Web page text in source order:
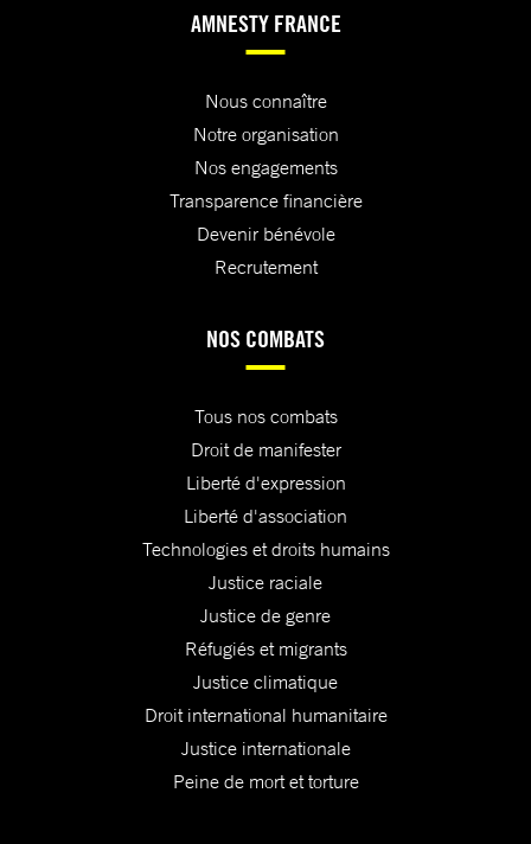
AMNESTY FRANCE
Nous connaître
Notre organisation
Nos engagements
Transparence financière
Devenir bénévole
Recrutement
NOS COMBATS
Tous nos combats
Droit de manifester
Liberté d'expression
Liberté d'association
Technologies et droits humains
Justice raciale
Justice de genre
Réfugiés et migrants
Justice climatique
Droit international humanitaire
Justice internationale
Peine de mort et torture